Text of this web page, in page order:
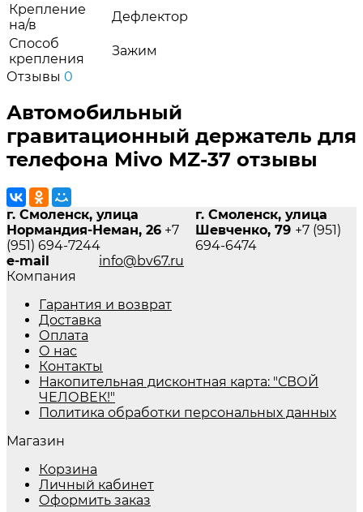
Крепление
на/в
Дефлектор
Способ
крепления
Зажим
Отзывы 0
Автомобильный
гравитационный держатель для
телефона Mivo MZ-37 отзывы
г. Смоленск, улица
Нормандия-Неман, 26 +7
(951) 694-7244
г. Смоленск, улица
Шевченко, 79 +7 (951)
694-6474
e-mail
info@bv67.ru
Компания
Гарантия и возврат
Доставка
Оплата
О нас
Контакты
Накопительная дисконтная карта: "СВОЙ
ЧЕЛОВЕК!"
Политика обработки персональных данных
Магазин
Корзина
Личный кабинет
Оформить заказ